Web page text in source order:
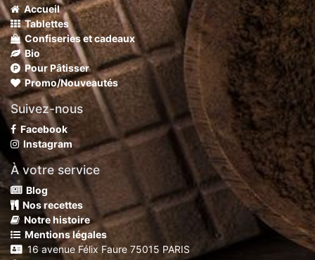
Accueil
Tablettes
Confiseries et cadeaux
Bio
Pour Pâtisser
Promo/Nouveautés
Suivez-nous
Facebook
Instagram
À votre service
Blog
Nos recettes
Notre histoire
Mentions légales
16 avenue Félix Faure 75015 PARIS